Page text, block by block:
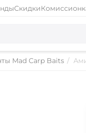
Скидки
Mad Carp Baits /